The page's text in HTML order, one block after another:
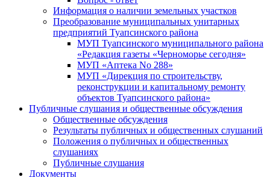
Информация о наличии земельных участков
Преобразование муниципальных унитарных
предприятий Туапсинского района
МУП Туапсинского муниципального района
«Редакция газеты «Черноморье сегодня»
МУП «Аптека No 288»
МУП «Дирекция по строительству,
реконструкции и капитальному ремонту
объектов Туапсинского района»
Публичные слушания и общественные обсуждения
Общественные обсуждения
Результаты публичных и общественных слушаний
Положения о публичных и общественных
слушаниях
Публичные слушания
Документы